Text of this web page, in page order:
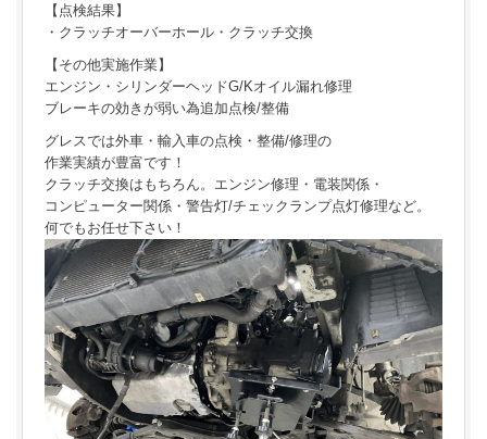
【点検結果】
・クラッチオーバーホール・クラッチ交換
【その他実施作業】
エンジン・シリンダーヘッドG/Kオイル漏れ修理
ブレーキの効きが弱い為追加点検/整備
グレスでは外車・輸入車の点検・整備/修理の
作業実績が豊富です！
クラッチ交換はもちろん。エンジン修理・電装関係・
コンピューター関係・警告灯/チェックランプ点灯修理など。
何でもお任せ下さい！